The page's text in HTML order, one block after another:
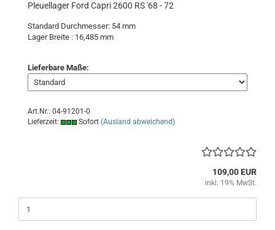
Pleuellager Ford Capri 2600 RS '68 - 72
Standard Durchmesser: 54 mm
Lager Breite : 16,485 mm
Lieferbare Maße:
Art.Nr.: 04-91201-0
Lieferzeit:
Sofort (Ausland abweichend)
109,00 EUR
inkl. 19% MwSt.